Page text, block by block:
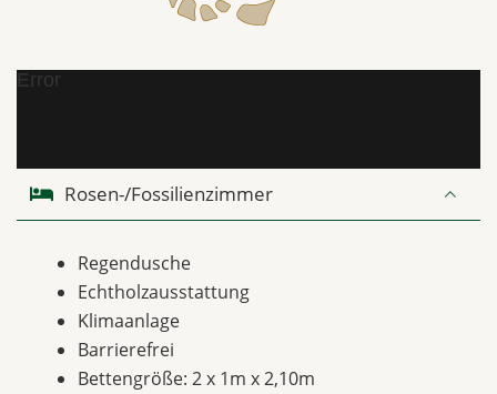
Error
Rosen-/Fossilienzimmer
Regendusche
Echtholzausstattung
Klimaanlage
Barrierefrei
Bettengröße: 2 x 1m x 2,10m